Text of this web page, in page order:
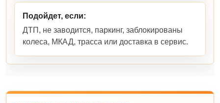
Подойдет, если:
ДТП, не заводится, паркинг, заблокированы
колеса, МКАД, трасса или доставка в сервис.